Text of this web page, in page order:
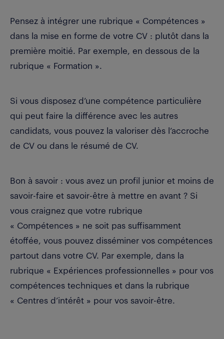
Pensez à intégrer une rubrique « Compétences »
dans la mise en forme de votre CV : plutôt dans la
première moitié. Par exemple, en dessous de la
rubrique « Formation ».
Si vous disposez d’une compétence particulière
qui peut faire la différence avec les autres
candidats, vous pouvez la valoriser dès l’accroche
de CV ou dans le résumé de CV.
Bon à savoir : vous avez un profil junior et moins de
savoir-faire et savoir-être à mettre en avant ? Si
vous craignez que votre rubrique
« Compétences » ne soit pas suffisamment
étoffée, vous pouvez disséminer vos compétences
partout dans votre CV. Par exemple, dans la
rubrique « Expériences professionnelles » pour vos
compétences techniques et dans la rubrique
« Centres d’intérêt » pour vos savoir-être.